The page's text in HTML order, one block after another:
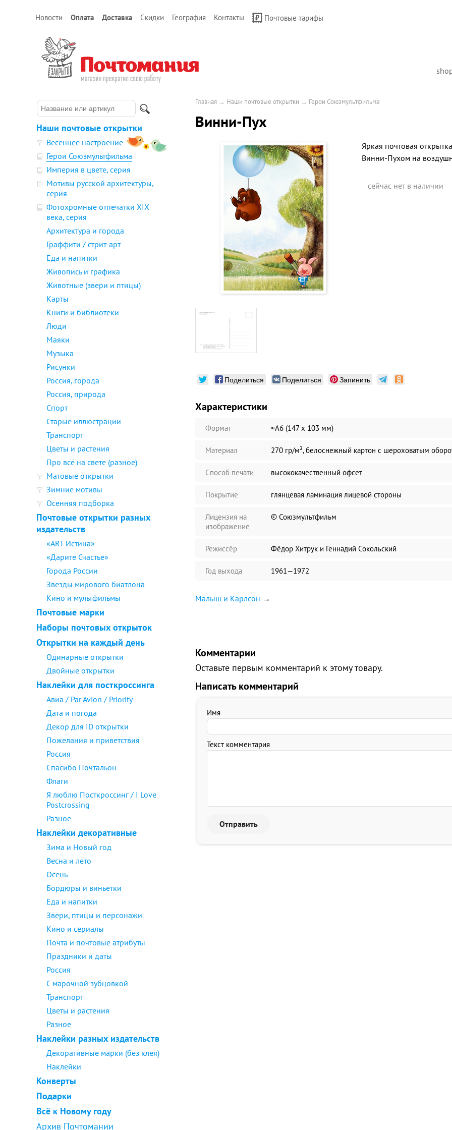
Новости Оплата Доставка Скидки География Контакты Почтовые тарифы
Наши почтовые открытки
Весеннее настроение
Герои Союзмультфильма
Империя в цвете, серия
Мотивы русской архитектуры,
серия
Фотохромные отпечатки XIX
века, серия
Архитектура и города
Граффити / стрит-арт
Еда и напитки
Живопись и графика
Животные (звери и птицы)
Карты
Книги и библиотеки
Люди
Маяки
Музыка
Рисунки
Россия, города
Россия, природа
Спорт
Старые иллюстрации
Транспорт
Цветы и растения
Про всё на свете (разное)
Матовые открытки
Зимние мотивы
Осенняя подборка
Почтовые открытки разных
издательств
«ART Истина»
«Дарите Счастье»
Города России
Звезды мирового биатлона
Кино и мультфильмы
Почтовые марки
Наборы почтовых открыток
Открытки на каждый день
Одинарные открытки
Двойные открытки
Наклейки для посткроссинга
Авиа / Par Avion / Priority
Дата и погода
Декор для ID открытки
Пожелания и приветствия
Россия
Спасибо Почтальон
Флаги
Я люблю Посткроссинг / I Love
Postcrossing
Разное
Наклейки декоративные
Зима и Новый год
Весна и лето
Осень
Бордюры и виньетки
Еда и напитки
Звери, птицы и персонажи
Кино и сериалы
Почта и почтовые атрибуты
Праздники и даты
Россия
С марочной зубцовкой
Транспорт
Цветы и растения
Разное
Наклейки разных издательств
Декоративные марки (без клея)
Наклейки
Конверты
Подарки
Всё к Новому году
Архив Почтомании
Главная → Наши почтовые открытки → Герои Союзмультфильма
Винни-Пух
Яркая почтовая
Винни-Пухом на
сейчас нет в наличии
Поделиться Поделиться Запинить
Характеристики
Формат ≈А6 (147 х 103 мм)
Материал 270 гр/м², белоснежный картон с шероховатым
Способ печати высококачественный офсет
Покрытие глянцевая ламинация лицевой стороны
Лицензия на
изображение
© Союзмультфильм
Режиссёр Фёдор Хитрук и Геннадий Сокольский
Год выхода 1961—1972
Малыш и Карлсон →
Комментарии
Оставьте первым комментарий к этому товару.
Написать комментарий
Имя
Текст комментария